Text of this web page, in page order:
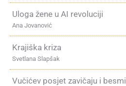
Uloga žene u AI revoluciji
Ana Jovanović
Krajiška kriza
Svetlana Slapšak
Vučićev posjet zavičaju i